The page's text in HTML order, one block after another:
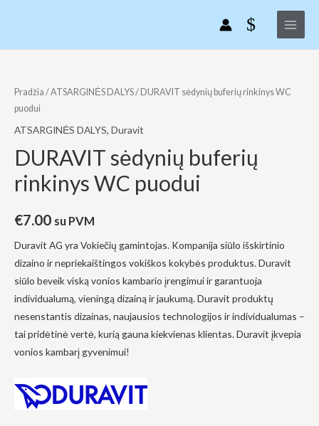
Main
Menu
Pradžia /ATSARGINĖS DALYS/ DURAVIT sėdynių buferių rinkinys WC
puodui
ATSARGINĖS DALYS, Duravit
DURAVIT sėdynių buferių
rinkinys WC puodui
€7.00 su PVM
Duravit AG yra Vokiečių gamintojas. Kompanija siūlo išskirtinio
dizaino ir nepriekaištingos vokiškos kokybės produktus. Duravit
siūlo beveik viską vonios kambario įrengimui ir garantuoja
individualumą, vieningą dizainą ir jaukumą. Duravit produktų
nesenstantis dizainas, naujausios technologijos ir individualumas –
tai pridėtinė vertė, kurią gauna kiekvienas klientas. Duravit įkvepia
vonios kambarį gyvenimui!
kiekis:
DURAVIT
sėdynių
rinkinys
WC
Būtinas
WC